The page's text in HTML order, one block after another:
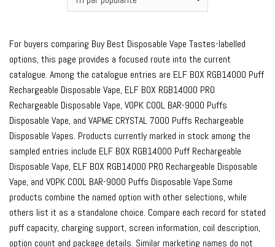
For buyers comparing Buy Best Disposable Vape Tastes-labelled
options, this page provides a focused route into the current
catalogue. Among the catalogue entries are ELF BOX RGB14000 Puff
Rechargeable Disposable Vape, ELF BOX RGB14000 PRO
Rechargeable Disposable Vape, VOPK COOL BAR-9000 Puffs
Disposable Vape, and VAPME CRYSTAL 7000 Puffs Rechargeable
Disposable Vapes. Products currently marked in stock among the
sampled entries include ELF BOX RGB14000 Puff Rechargeable
Disposable Vape, ELF BOX RGB14000 PRO Rechargeable Disposable
Vape, and VOPK COOL BAR-9000 Puffs Disposable Vape.Some
products combine the named option with other selections, while
others list it as a standalone choice. Compare each record for stated
puff capacity, charging support, screen information, coil description,
option count and package details. Similar marketing names do not